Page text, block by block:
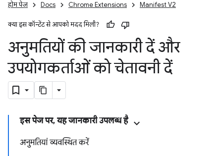
होम पेज Docs Chrome Extensions Manifest V2
क्या इस कॉन्टेंट से आपको मदद मिली?
अनुमतियों की जानकारी दें और
उपयोगकर्ताओं को चेतावनी दें
इस पेज पर, यह जानकारी उपलब्ध है
अनुमतियां व्यवस्थित करें